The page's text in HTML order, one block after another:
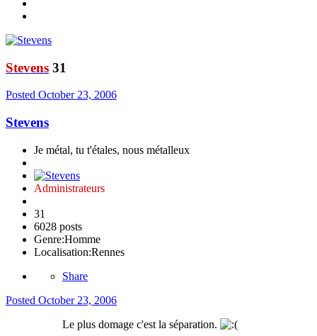
Stevens 31
Posted October 23, 2006
Stevens
Je métal, tu t'étales, nous métalleux
Administrateurs
31
6028 posts
Genre:Homme
Localisation:Rennes
Share
Posted October 23, 2006
Le plus domage c'est la séparation.